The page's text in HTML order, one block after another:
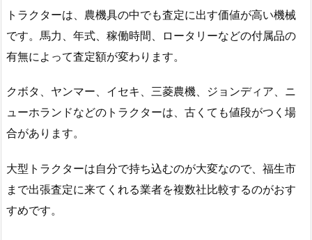
トラクターは、農機具の中でも査定に出す価値が高い機械
です。馬力、年式、稼働時間、ロータリーなどの付属品の
有無によって査定額が変わります。
クボタ、ヤンマー、イセキ、三菱農機、ジョンディア、ニ
ューホランドなどのトラクターは、古くても値段がつく場
合があります。
大型トラクターは自分で持ち込むのが大変なので、福生市
まで出張査定に来てくれる業者を複数社比較するのがおす
すめです。